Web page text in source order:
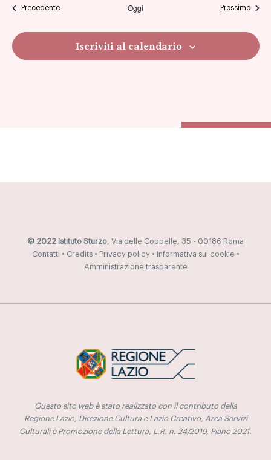
PrecedenteEventi Oggi ProssimoEventi
Iscriviti al calendario
© 2022 Istituto Sturzo, Via delle Coppelle, 35 - 00186 Roma
Contatti • Credits• Privacy policy• Informativa sui cookie •
Amministrazione trasparente
Questo sito web è stato realizzato con il contributo della
Regione Lazio, Direzione Cultura e Lazio Creativo, Area Servizi
Culturali e Promozione della Lettura, L.R. n. 24/2019, Piano 2021.